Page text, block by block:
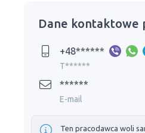
Dane kontaktowe
+48******
T******
******
E-mail
Ten pracodawca woli